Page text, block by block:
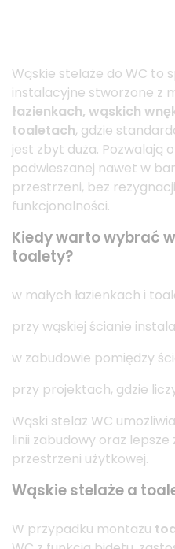
Wąskie stelaże do WC to
instalacyjne stworzone z
łazienkach, wąskich
toaletach, gdzie
jest zbyt duża. Pozwalają
podwieszanej nawet w
przestrzeni, bez
funkcjonalności.
Kiedy warto wybrać
toalety?
w małych łazienkach i
przy wąskiej ścianie
w zabudowie pomiędzy
przy projektach, gdzie
Wąski stelaż WC
linii zabudowy oraz
przestrzeni użytkowej.
Wąskie stelaże a
W przypadku montażu